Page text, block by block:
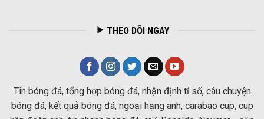
THEO DÕI NGAY
Tin bóng đá, tổng hợp bóng đá, nhận định tỉ số, câu chuyện
bóng đá, kết quả bóng đá, ngoại hạng anh, carabao cup, cup